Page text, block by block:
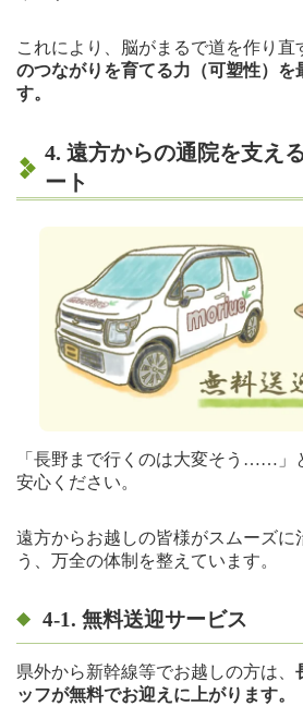
これにより、脳がまるで道を作り直
のつながりを育てる力（可塑性）を
す。
4. 遠方からの通院を支え
ート
「長野まで行くのは大変そう……」
安心ください。
遠方からお越しの皆様がスムーズに
う、万全の体制を整えています。
4-1. 無料送迎サービス
県外から新幹線等でお越しの方は、
ッフが無料でお迎えに上がります。